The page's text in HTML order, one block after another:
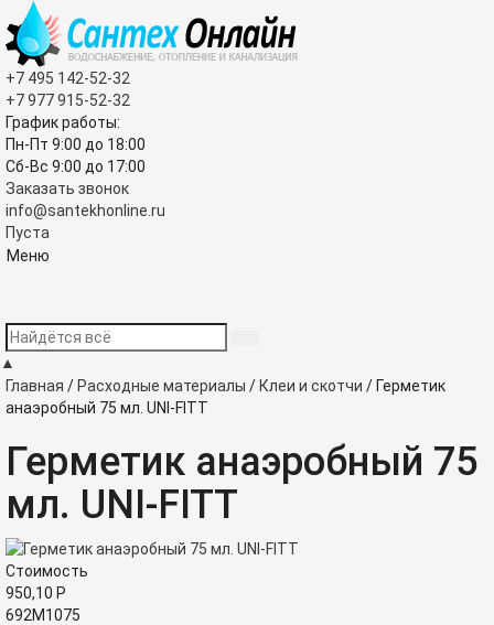
+7 495 142-52-32
+7 977915-52-32
График работы:
Пн-Пт 9:00 до 18:00
Сб-Вс 9:00 до 17:00
Заказать звонок
info@santekhonline.ru
Пуста
Меню
▲
Главная / Расходные материалы / Клеи и скотчи / Герметик
анаэробный 75 мл. UNI-FITT
Герметик анаэробный 75
мл. UNI-FITT
Стоимость
950,10 Р
692M1075